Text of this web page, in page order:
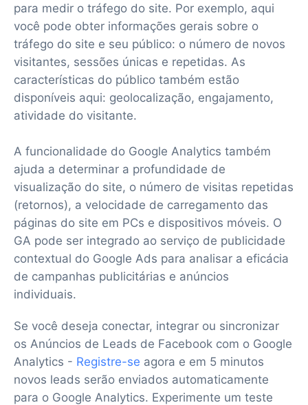
para medir o tráfego do site. Por exemplo, aqui
você pode obter informações gerais sobre o
tráfego do site e seu público: o número de novos
visitantes, sessões únicas e repetidas. As
características do público também estão
disponíveis aqui: geolocalização, engajamento,
atividade do visitante.
A funcionalidade do Google Analytics também
ajuda a determinar a profundidade de
visualização do site, o número de visitas repetidas
(retornos), a velocidade de carregamento das
páginas do site em PCs e dispositivos móveis. O
GA pode ser integrado ao serviço de publicidade
contextual do Google Ads para analisar a eficácia
de campanhas publicitárias e anúncios
individuais.
Se você deseja conectar, integrar ou sincronizar
os Anúncios de Leads de Facebook com o Google
Analytics - Registre-se agora e em 5 minutos
novos leads serão enviados automaticamente
para o Google Analytics. Experimente um teste